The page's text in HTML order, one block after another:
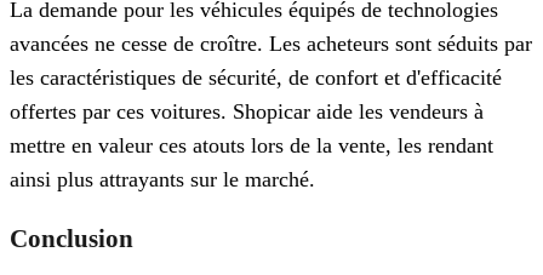
La demande pour les véhicules équipés de technologies
avancées ne cesse de croître. Les acheteurs sont séduits par
les caractéristiques de sécurité, de confort et d'efficacité
offertes par ces voitures. Shopicar aide les vendeurs à
mettre en valeur ces atouts lors de la vente, les rendant
ainsi plus attrayants sur le marché.
Conclusion